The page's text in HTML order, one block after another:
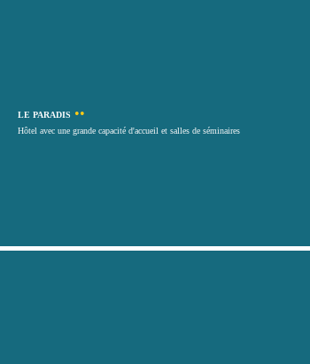
LE PARADIS ••
Hôtel avec une grande capacité d'accueil et salles de séminaires